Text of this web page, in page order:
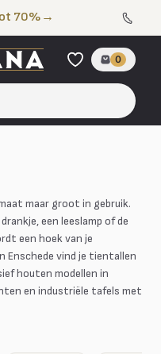
70% →
0
maar groot in gebruik.
een leeslamp of de
een hoek van je
Enschede vind je tientallen
houten modellen in
en industriële tafels met